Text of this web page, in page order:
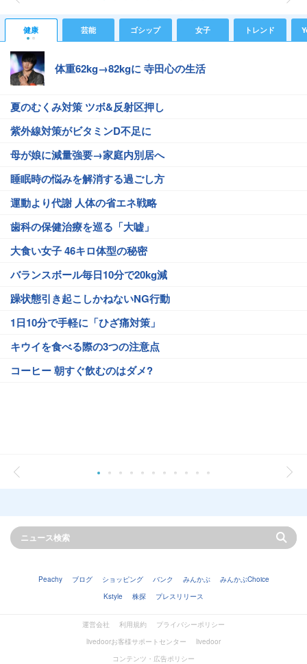
健康 芸能 ゴシップ 女子 トレンド
体重62kg→82kgに 寺田心の生活
夏のむくみ対策 ツボ&反射区押し
紫外線対策がビタミンD不足に
母が娘に減量強要→家庭内別居へ
睡眠時の悩みを解消する過ごし方
運動より代謝 人体の省エネ戦略
歯科の保健治療を巡る「大嘘」
大食い女子 46キロ体型の秘密
バランスボール毎日10分で20kg減
躁状態引き起こしかねないNG行動
1日10分で手軽に「ひざ痛対策」
キウイを食べる際の3つの注意点
コーヒー 朝すぐ飲むのはダメ?
Peachy ブログ ショッピング バンク みんかぶ
みんかぶChoice
Kstyle
株探 プレスリリース
運営会社 利用規約
プライバシーポリシー
livedoorお客様サポートセンター
livedoor
コンテンツ・広告ポリシー